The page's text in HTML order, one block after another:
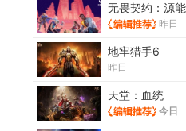
昨日
地牢猎手6
昨日
天堂：血统
今日